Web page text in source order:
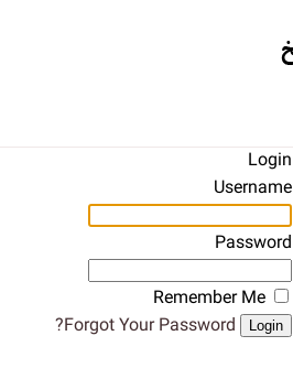
Login
Username
Password
Remember Me
Login
Forgot Your Password?